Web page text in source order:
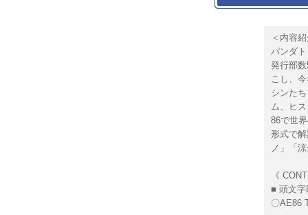
＜内容
パンダ
発行部
こし、
シンた
ム、ヒ
86で世
形式で
ノ」「
《
■ 頭文字
〇AE86